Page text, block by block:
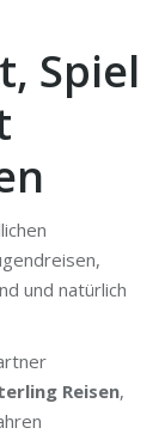
Spiel
und natürlich
Reisen,